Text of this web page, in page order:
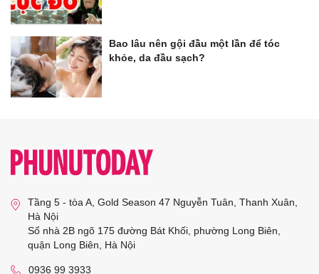
Bao lâu nên gội đầu một lần để tóc
khỏe, da đầu sạch?
Tầng 5 - tòa A, Gold Season 47 Nguyễn Tuân, Thanh Xuân,
Hà Nội
Số nhà 2B ngõ 175 đường Bát Khối, phường Long Biên,
quận Long Biên, Hà Nội
0936 99 3933